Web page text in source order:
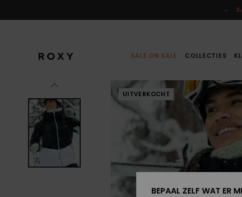
SALE ON SALE COLLECTIES
UITVERKOCHT
BEPAAL ZELF WAT ER